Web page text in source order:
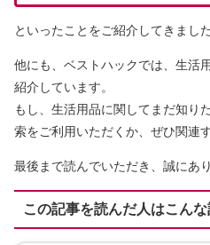
といったことをご紹介してきました
他にも、ベストハックでは、生活
紹介しています。
もし、生活用品に関してまだ知り
索をご利用いただくか、ぜひ関連
最後まで読んでいただき、誠にあ
この記事を読んだ人はこん